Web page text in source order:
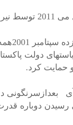
کشته شد. .
دولت
و حمایت کرد.
رسیدن دوباره